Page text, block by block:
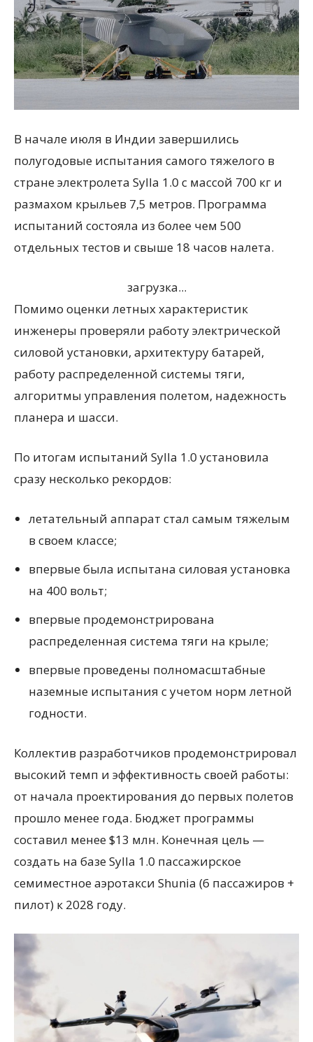
В начале июля в Индии завершились
полугодовые испытания самого тяжелого в
стране электролета Sylla 1.0 с массой 700 кг и
размахом крыльев 7,5 метров. Программа
испытаний состояла из более чем 500
отдельных тестов и свыше 18 часов налета.
загрузка...
Помимо оценки летных характеристик
инженеры проверяли работу электрической
силовой установки, архитектуру батарей,
работу распределенной системы тяги,
алгоритмы управления полетом, надежность
планера и шасси.
По итогам испытаний Sylla 1.0 установила
сразу несколько рекордов:
летательный аппарат стал самым тяжелым
в своем классе;
впервые была испытана силовая установка
на 400 вольт;
впервые продемонстрирована
распределенная система тяги на крыле;
впервые проведены полномасштабные
наземные испытания с учетом норм летной
годности.
Коллектив разработчиков продемонстрировал
высокий темп и эффективность своей работы:
от начала проектирования до первых полетов
прошло менее года. Бюджет программы
составил менее $13 млн. Конечная цель —
создать на базе Sylla 1.0 пассажирское
семиместное аэротакси Shunia (6 пассажиров +
пилот) к 2028 году.